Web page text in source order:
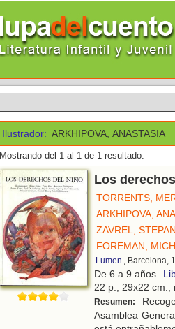
Ilustrador: ARKHIPOVA, ANASTASIA
Mostrando del 1 al 1 de 1 resultado.
Los
TORRENTS,
ARKHIPOVA,
ZAVREL, STEPAN
FOREMAN,
Lumen , Barcelona,
De 6 a 9 años.
22 p.; 29x22 cm.;
Resumen:
Asamblea